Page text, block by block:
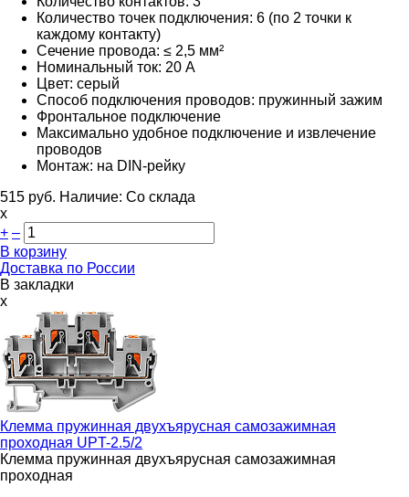
Количество точек подключения: 6 (по 2 точки к
каждому контакту)
Сечение провода: ≤ 2,5 мм²
Номинальный ток: 20 А
Цвет: серый
Способ подключения проводов: пружинный зажим
Фронтальное подключение
Максимально удобное подключение и извлечение
проводов
Монтаж: на DIN-рейку
515 руб. Наличие: Со склада
х
+ –
В корзину
Доставка по России
В закладки
x
Клемма пружинная двухъярусная самозажимная
проходная UPT-2.5/2
Клемма пружинная двухъярусная самозажимная
проходная